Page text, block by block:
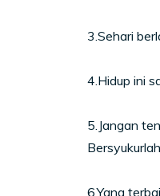
3.Sehari
4.Hidup ini
5.Jangan
6.Yang